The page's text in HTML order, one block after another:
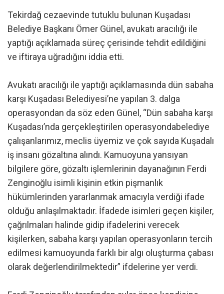
Tekirdağ cezaevinde tutuklu bulunan Kuşadası
Belediye Başkanı Ömer Günel, avukatı aracılığı ile
yaptığı açıklamada süreç çerisinde tehdit edildiğini
ve iftiraya uğradığını iddia etti.
Avukatı aracılığı ile yaptığı açıklamasında dün sabaha
karşı Kuşadası Belediyesi’ne yapılan 3. dalga
operasyondan da söz eden Günel, “Dün sabaha karşı
Kuşadası’nda gerçekleştirilen operasyondabelediye
çalışanlarımız, meclis üyemiz ve çok sayıda Kuşadalı
iş insanı gözaltına alındı. Kamuoyuna yansıyan
bilgilere göre, gözaltı işlemlerinin dayanağının Ferdi
Zenginoğlu isimli kişinin etkin pişmanlık
hükümlerinden yararlanmak amacıyla verdiği ifade
olduğu anlaşılmaktadır. İfadede isimleri geçen kişiler,
çağrılmaları halinde gidip ifadelerini verecek
kişilerken, sabaha karşı yapılan operasyonların tercih
edilmesi kamuoyunda farklı bir algı oluşturma çabası
olarak değerlendirilmektedir” ifdelerine yer verdi.